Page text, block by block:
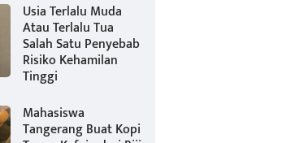
Usia Terlalu Muda
Atau Terlalu Tua
Salah Satu Penyebab
Risiko Kehamilan
Tinggi
Mahasiswa
Tangerang Buat Kopi